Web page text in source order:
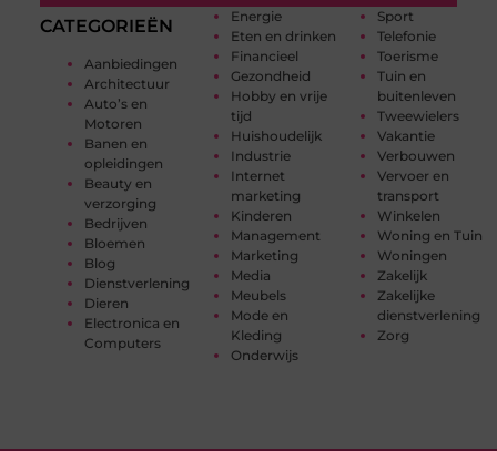
CATEGORIEËN
Aanbiedingen
Architectuur
Auto’s en
Motoren
Banen en
opleidingen
Beauty en
verzorging
Bedrijven
Bloemen
Blog
Dienstverlening
Dieren
Electronica en
Computers
Energie
Eten en drinken
Financieel
Gezondheid
Hobby en vrije
tijd
Huishoudelijk
Industrie
Internet
marketing
Kinderen
Management
Marketing
Media
Meubels
Mode en
Kleding
Onderwijs
Sport
Telefonie
Toerisme
Tuin en
buitenleven
Tweewielers
Vakantie
Verbouwen
Vervoer en
transport
Winkelen
Woning en Tuin
Woningen
Zakelijk
Zakelijke
dienstverlening
Zorg